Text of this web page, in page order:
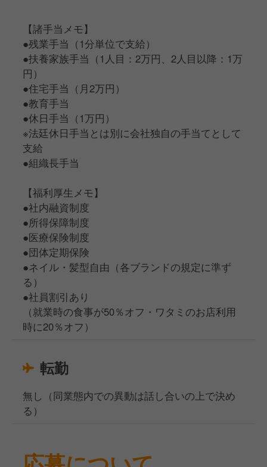
【諸手当メモ】
●残業手当（1分単位で支給）
●扶養家族手当（1人目：2万円、2人目以降：1万
円）
●住宅手当（月2万円）
●教育手当
●休日手当（1万円）
※法廷休日手当とは別に会社独自の手当てとして
支給
●組織長手当
【福利厚生メモ】
●社内融資制度
●所得保障制度
●医療保険制度
●団体定期保険
●ネイル・髪型自由（各ブランドの規定に準ず
る）
●社員割引あり
（就業時の食事が50％オフ・ワタミのお店利用
時に20％オフ）
転勤
無し（同業態内での異動は話し合いの上で決め
る）